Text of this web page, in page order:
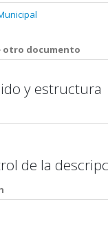
otro documento
y estructura
de la